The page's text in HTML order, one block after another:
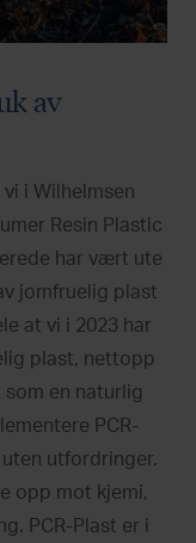
av
i Wilhelmsen
Resin Plastic
har vært ute
jomfruelig plast
at vi i 2023 har
plast, nettopp
som en naturlig
PCR-
utfordringer.
opp mot kjemi,
PCR-Plast er i